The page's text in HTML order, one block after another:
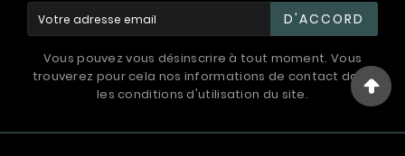
D'ACCORD
Vous pouvez vous désinscrire à tout moment. Vous
trouverez pour cela nos informations de contact dans
les conditions d'utilisation du site.